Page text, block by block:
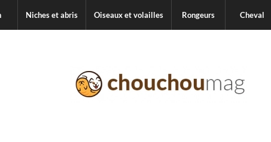
Niches et abris Oiseaux et volailles Rongeurs Cheval